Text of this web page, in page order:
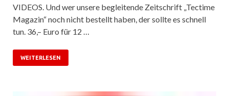
VIDEOS. Und wer unsere begleitende Zeitschrift „Tectime
Magazin“ noch nicht bestellt haben, der sollte es schnell
tun. 36,– Euro für 12 …
WEITERLESEN